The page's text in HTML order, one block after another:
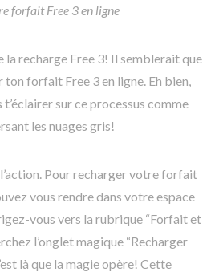
forfait Free 3 en ligne
la recharge Free 3! Il semblerait que
ton forfait Free 3 en ligne. Eh bien,
t’éclairer sur ce processus comme
les nuages gris!
Pour recharger votre forfait
vous rendre dans votre espace
vous vers la rubrique “Forfait et
l’onglet magique “Recharger
là que la magie opère! Cette